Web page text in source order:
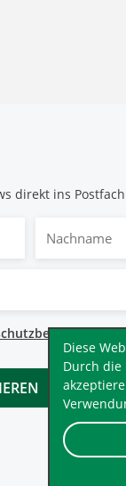
Diese
Durch die
direkt ins